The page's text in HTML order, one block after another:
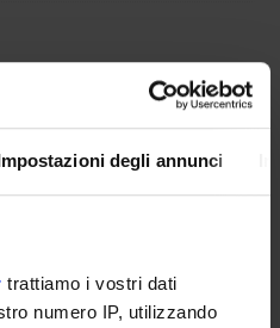
degli annunci
trattiamo i vostri dati
numero IP, utilizzando